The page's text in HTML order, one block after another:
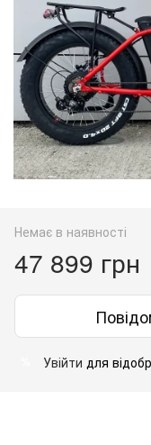
Немає в наявності
47 899 грн
Увійти для